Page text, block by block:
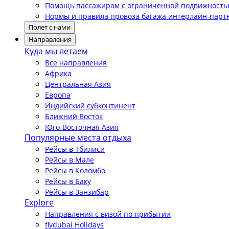
Помощь пассажирам с ограниченной
Нормы и правила провоза багажа интерлайн-
Полет с нами
Направления
Куда мы летаем
Все направления
Африка
Центральная Азия
Европа
Индийский субконтинент
Ближний Восток
Юго-Восточная Азия
Популярные места отдыха
Рейсы в Тбилиси
Рейсы в Мале
Рейсы в Коломбо
Рейсы в Баку
Рейсы в Занзибар
Explore
Направления с визой по прибытии
flydubai Holidays